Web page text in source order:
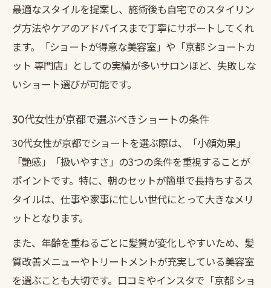
最適なスタイルを提案し、施術後も自宅でのスタイリン
グ方法やケアのアドバイスまで丁寧にサポートしてくれ
ます。「ショートが得意な美容室」や「京都 ショートカ
ット 専門店」としての実績が多いサロンほど、失敗しな
いショート選びが可能です。
30代女性が京都で選ぶべきショートの条件
30代女性が京都でショートを選ぶ際は、「小顔効果」
「艶感」「扱いやすさ」の3つの条件を重視することが
ポイントです。特に、朝のセットが簡単で長持ちするス
タイルは、仕事や家事に忙しい世代にとって大きなメリ
ットとなります。
また、年齢を重ねるごとに髪質が変化しやすいため、髪
質改善メニューやトリートメントが充実している美容室
を選ぶことも大切です。口コミやインスタで「京都 ショ